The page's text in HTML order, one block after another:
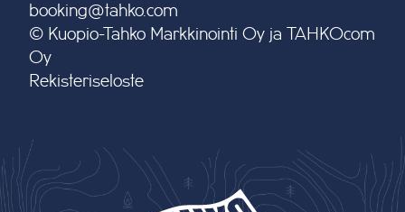
booking@tahko.com
© Kuopio-Tahko Markkinointi Oy ja TAHKOcom
Oy
Rekisteriseloste